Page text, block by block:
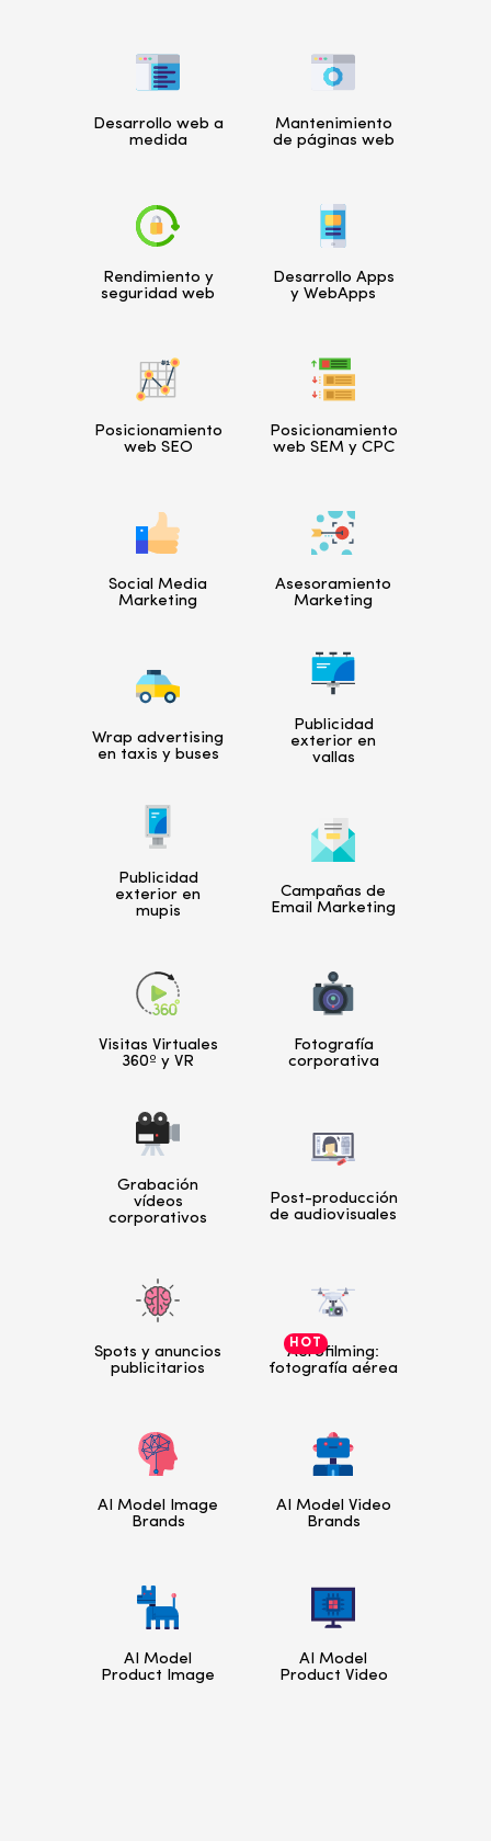
Desarrollo web a
medida
Mantenimiento
de páginas web
Rendimiento y
seguridad web
Desarrollo Apps
y WebApps
Posicionamiento
web SEO
Posicionamiento
web SEM y CPC
Social Media
Marketing
Asesoramiento
Marketing
Wrap advertising
en taxis y buses
Publicidad
exterior en
vallas
Publicidad
exterior en
mupis
Campañas de
Email Marketing
Visitas Virtuales
360º y VR
Fotografía
corporativa
Grabación
vídeos
corporativos
Post-producción
de audiovisuales
Spots y anuncios
publicitarios
Aerofilming:
fotografía aérea
AI Model Image
Brands
AI Model Video
Brands
HOT
AI Model
Product Image
AI Model
Product Video